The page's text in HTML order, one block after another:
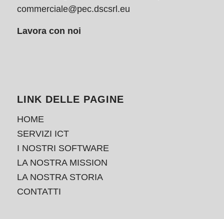
commerciale@pec.dscsrl.eu
Lavora con noi
LINK DELLE PAGINE
HOME
SERVIZI ICT
I NOSTRI SOFTWARE
LA NOSTRA MISSION
LA NOSTRA STORIA
CONTATTI